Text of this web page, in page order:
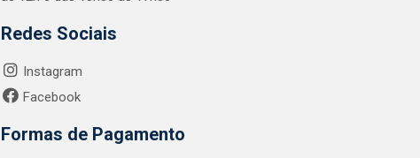
Redes Sociais
Instagram
Facebook
Formas de Pagamento